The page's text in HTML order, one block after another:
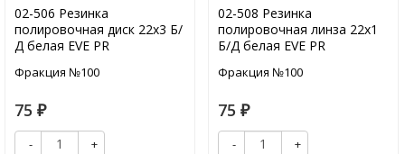
02-506 Резинка
полировочная диск 22х3 Б/
Д белая EVE PR
Фракция №100
75 ₽
-
+
02-508 Резинка
полировочная линза 22х1
Б/Д белая EVE PR
Фракция №100
75 ₽
-
+